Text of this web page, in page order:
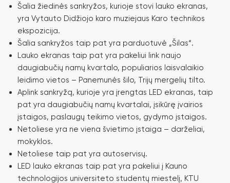
Šalia žiedinės sankryžos, kurioje stovi lauko ekranas,
yra Vytauto Didžiojo karo muziejaus Karo technikos
ekspozicija.
Šalia sankryžos taip pat yra parduotuvė „Šilas“.
Lauko ekranas taip pat yra pakeliui link naujo
daugiabučių namų kvartalo, populiarios laisvalaikio
leidimo vietos – Panemunės šilo, Trijų mergelių tilto.
Aplink sankryžą, kurioje yra įrengtas LED ekranas, taip
pat yra daugiabučių namų kvartalai, įsikūrę įvairios
įstaigos, paslaugų teikimo vietos, gydymo įstaigos.
Netoliese yra ne viena švietimo įstaiga – darželiai,
mokyklos.
Netoliese taip pat yra autoservisų.
LED lauko ekranas taip pat yra pakeliui į Kauno
technologijos universiteto studentų miestelį, KTU